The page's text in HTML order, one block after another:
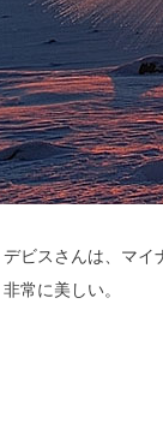
スさんは、マイ
常に美しい。